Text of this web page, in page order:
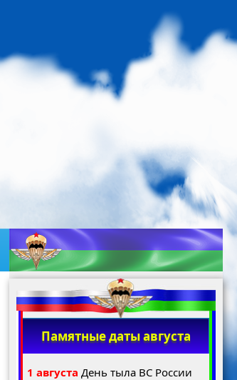
Памятные даты августа
1 августа День тыла ВС России